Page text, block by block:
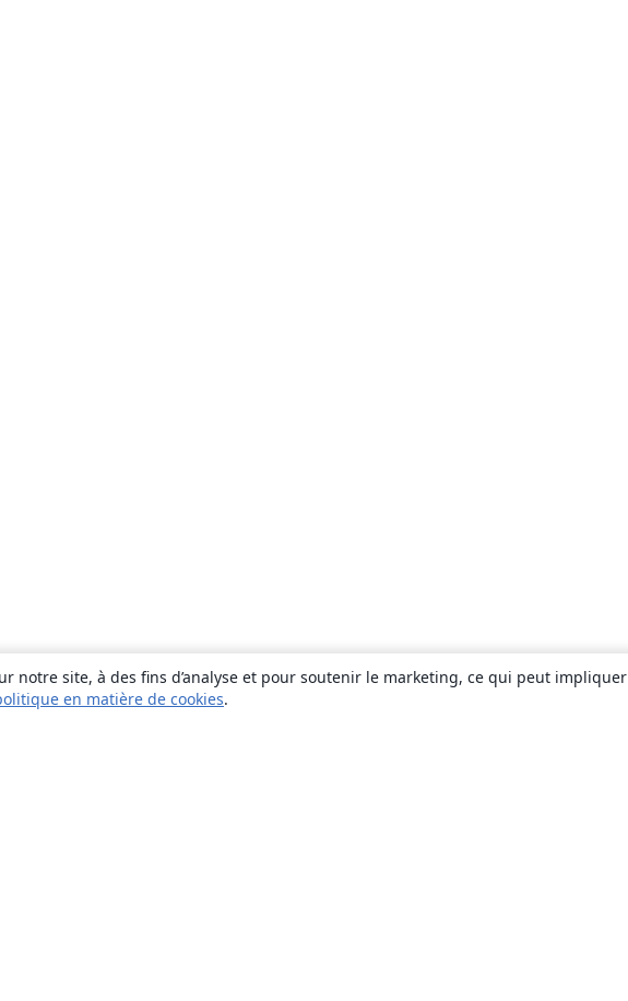
notre site, à des fins d’analyse et pour soutenir le marketing, ce qui peut impliquer
en matière de cookies.